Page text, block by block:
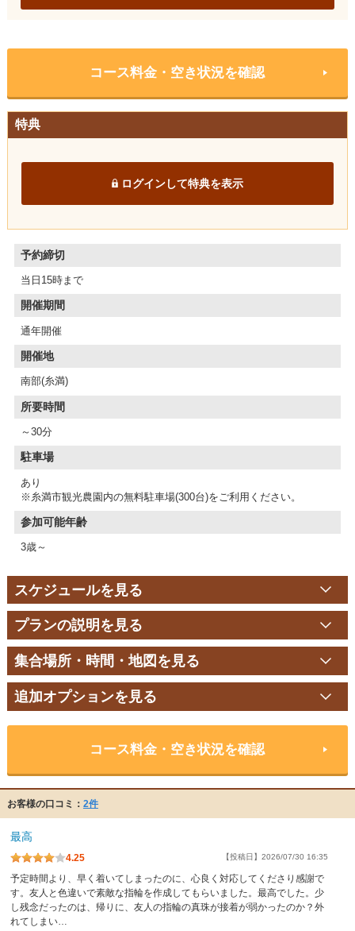
コース料金・空き状況を確認
特典
ログインして特典を表示
予約締切
当日15時まで
開催期間
通年開催
開催地
南部(糸満)
所要時間
～30分
駐車場
あり
※糸満市観光農園内の無料駐車場(300台)をご利用ください。
参加可能年齢
3歳～
スケジュールを見る
プランの説明を見る
集合場所・時間・地図を見る
追加オプションを見る
コース料金・空き状況を確認
お客様の口コミ： 2件
最高
4.25 【投稿日】2026/07/30 16:35
予定時間より、早く着いてしまったのに、心良く対応してくださり感謝で
す。友人と色違いで素敵な指輪を作成してもらいました。最高でした。少
し残念だったのは、帰りに、友人の指輪の真珠が接着が弱かったのか？外
れてしまい…